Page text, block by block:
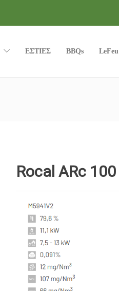
ΕΣΤΙΕΣ BBQs LeFeu
Rocal ARc 100